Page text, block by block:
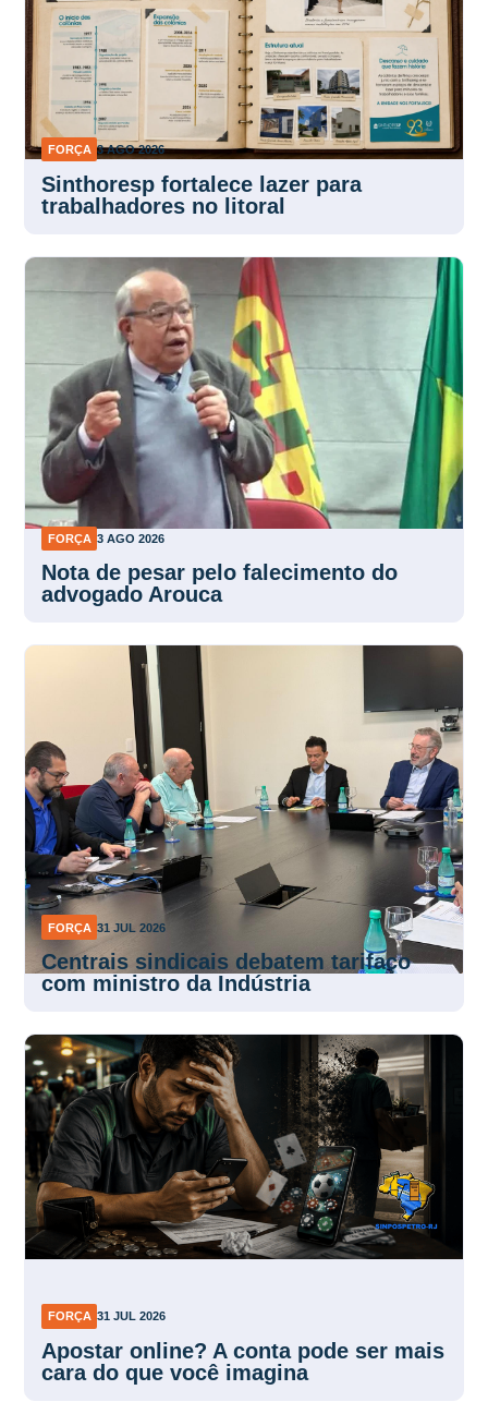
FORÇA 3 AGO 2026
Sinthoresp fortalece lazer para
trabalhadores no litoral
FORÇA 3 AGO 2026
Nota de pesar pelo falecimento do
advogado Arouca
FORÇA 31 JUL 2026
Centrais sindicais debatem tarifaço
com ministro da Indústria
FORÇA 31 JUL 2026
Apostar online? A conta pode ser mais
cara do que você imagina